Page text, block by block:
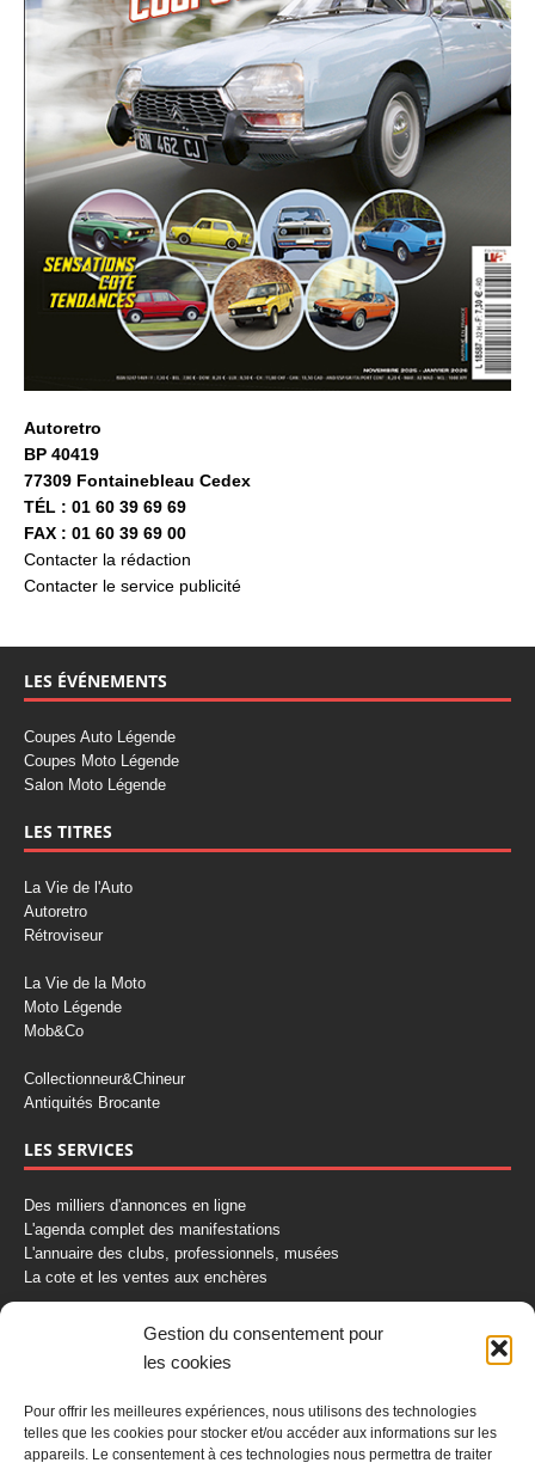
Gestion du consentement pour
les cookies
Pour offrir les meilleures expériences, nous utilisons des technologies
telles que les cookies pour stocker et/ou accéder aux informations sur les
appareils. Le consentement à ces technologies nous permettra de traiter
Autoretro
BP 40419
77309 Fontainebleau Cedex
TÉL : 01 60 39 69 69
FAX : 01 60 39 69 00
Contacter la rédaction
Contacter le service publicité
LES ÉVÉNEMENTS
Coupes Auto Légende
Coupes Moto Légende
Salon Moto Légende
LES TITRES
La Vie de l'Auto
Autoretro
Rétroviseur
La Vie de la Moto
Moto Légende
Mob&Co
Collectionneur&Chineur
Antiquités Brocante
LES SERVICES
Des milliers d'annonces en ligne
L'agenda complet des manifestations
L'annuaire des clubs, professionnels, musées
La cote et les ventes aux enchères
La Boutique du Collectionneur
AUTORETRO